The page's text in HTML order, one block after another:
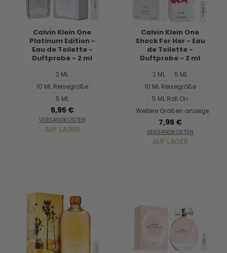
Calvin Klein One
Platinum Edition -
Eau de Toilette -
Duftprobe - 2 ml
2 ML
10 ML Reisegröße
5 ML
5,95 €
VERSANDKOSTEN
AUF LAGER
Calvin Klein One
Shock For Her - Eau
de Toilette -
Duftprobe - 2 ml
2 ML
5 ML
10 ML Reisegröße
5 ML Roll On
Weitere Größen anzeigen...
7,95 €
VERSANDKOSTEN
AUF LAGER